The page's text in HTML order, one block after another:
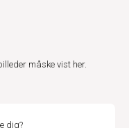
måske vist her.
dig?